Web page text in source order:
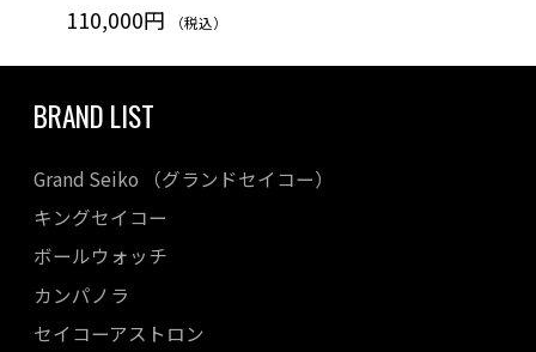
110,000円
（税込）
BRAND LIST
Grand Seiko （グランドセイコー）
キングセイコー
ボールウォッチ
カンパノラ
セイコーアストロン